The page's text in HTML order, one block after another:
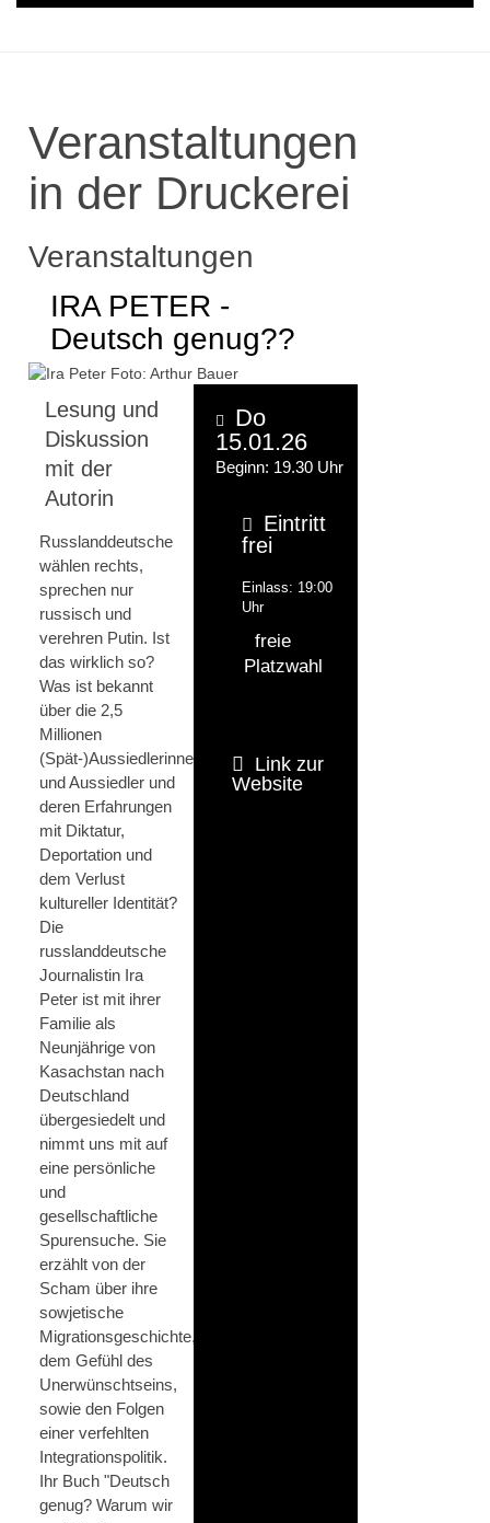
Veranstaltungen
in der Druckerei
Veranstaltungen
IRA PETER -
Deutsch genug??
Lesung und
Diskussion
mit der
Autorin
Russlanddeutsche
wählen rechts,
sprechen nur
russisch und
verehren Putin. Ist
das wirklich so?
Was ist bekannt
über die 2,5
Millionen
(Spät-)Aussiedlerinnen
und Aussiedler und
deren Erfahrungen
mit Diktatur,
Deportation und
dem Verlust
kultureller Identität?
Die
russlanddeutsche
Journalistin Ira
Peter ist mit ihrer
Familie als
Neunjährige von
Kasachstan nach
Deutschland
übergesiedelt und
nimmt uns mit auf
eine persönliche
und
gesellschaftliche
Spurensuche. Sie
erzählt von der
Scham über ihre
sowjetische
Migrationsgeschichte,
dem Gefühl des
Unerwünschtseins,
sowie den Folgen
einer verfehlten
Integrationspolitik.
Ihr Buch "Deutsch
genug? Warum wir
Do
15.01.26
Beginn: 19.30 Uhr
Eintritt
frei
Einlass: 19:00
Uhr
freie
Platzwahl
Link zur
Website